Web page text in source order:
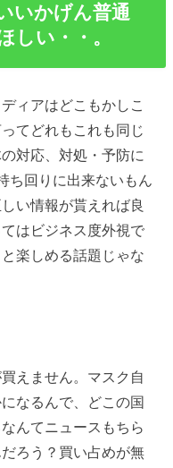
いかげん普通
しい・・。
ィアはどこもかしこ
てどれもこれも同じ
対応、対処・予防に
ち回りに出来ないもん
い情報が貰えれば良
はビジネス度外視で
楽しめる話題じゃな
えません。マスク自
なるんで、どこの国
んてニュースもちら
ろう？買い占めが無